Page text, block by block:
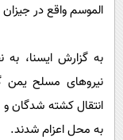
الموسم واقع در
به گزارش ایسنا،
نیرو‌های مسلح یمن
انتقال کشته شدگان
به محل اعزام شدند.